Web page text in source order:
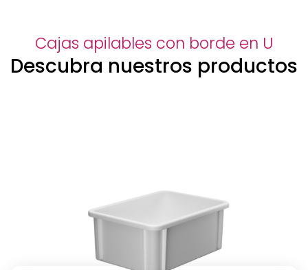
Cajas apilables con borde en U
Descubra nuestros productos